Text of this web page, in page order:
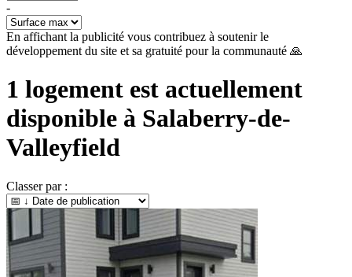
-
En affichant la publicité vous contribuez à soutenir le
développement du site et sa gratuité pour la communauté 🙏
1 logement est actuellement
disponible à Salaberry-de-
Valleyfield
Classer par :